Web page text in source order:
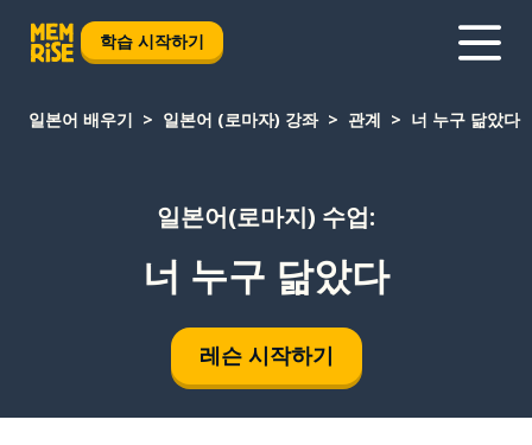
학습 시작하기
일본어 배우기 일본어 (로마자) 강좌 관계 너 누구 닮았다
일본어(로마지) 수업:
너 누구 닮았다
레슨 시작하기